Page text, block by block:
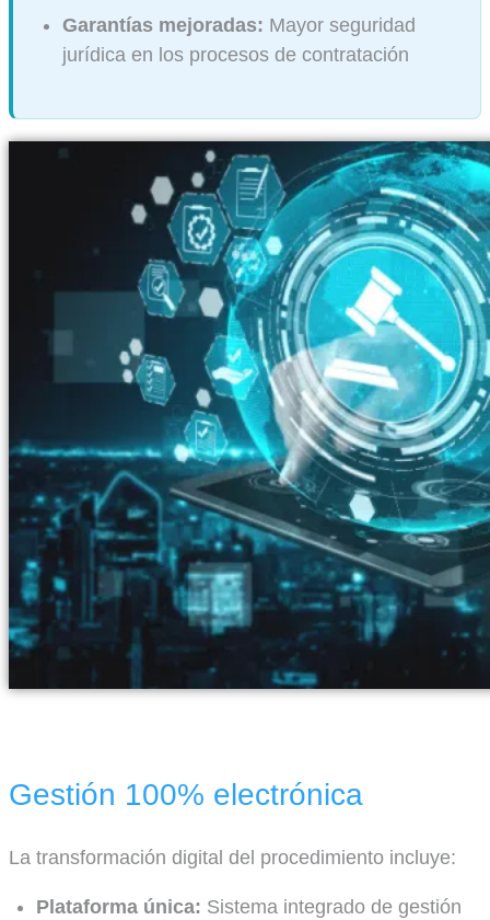
Garantías mejoradas: Mayor seguridad
jurídica en los procesos de contratación
Gestión 100% electrónica
La transformación digital del procedimiento incluye:
Plataforma única: Sistema integrado de gestión